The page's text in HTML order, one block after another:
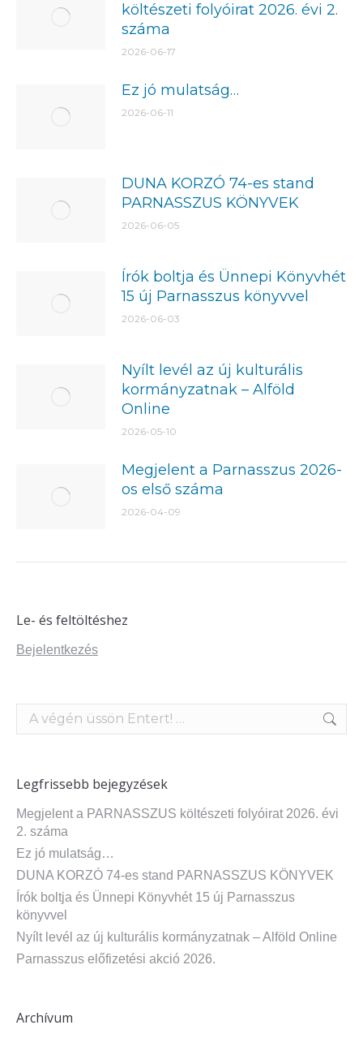
költészeti folyóirat 2026. évi 2.
száma
2026-06-17
Ez jó mulatság…
2026-06-11
DUNA KORZÓ 74-es stand
PARNASSZUS KÖNYVEK
2026-06-05
Írók boltja és Ünnepi Könyvhét
15 új Parnasszus könyvvel
2026-06-03
Nyílt levél az új kulturális
kormányzatnak – Alföld
Online
2026-05-10
Megjelent a Parnasszus 2026-
os első száma
2026-04-09
Le- és feltöltéshez
Bejelentkezés
Search:
Legfrissebb bejegyzések
Megjelent a PARNASSZUS költészeti folyóirat 2026. évi
2. száma
Ez jó mulatság…
DUNA KORZÓ 74-es stand PARNASSZUS KÖNYVEK
Írók boltja és Ünnepi Könyvhét 15 új Parnasszus
könyvvel
Nyílt levél az új kulturális kormányzatnak – Alföld Online
Parnasszus előfizetési akció 2026.
Archívum